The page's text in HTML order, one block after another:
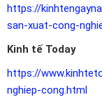
https://
san-xuat-cong-
Kinh tế Today
https://
nghiep-cong.html